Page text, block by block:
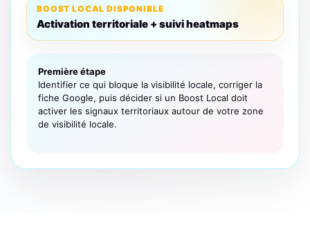
BOOST LOCAL DISPONIBLE
Activation territoriale + suivi heatmaps
Première étape
Identifier ce qui bloque la visibilité locale, corriger la
fiche Google, puis décider si un Boost Local doit
activer les signaux territoriaux autour de votre zone
de visibilité locale.